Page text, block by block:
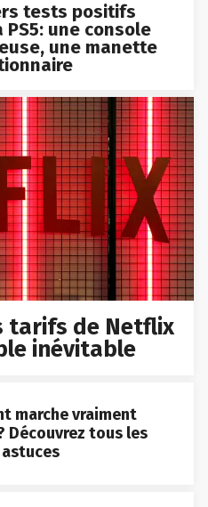
tests positifs
PS5: une console
une manette
tarifs de Netflix
inévitable
marche vraiment
Découvrez tous les